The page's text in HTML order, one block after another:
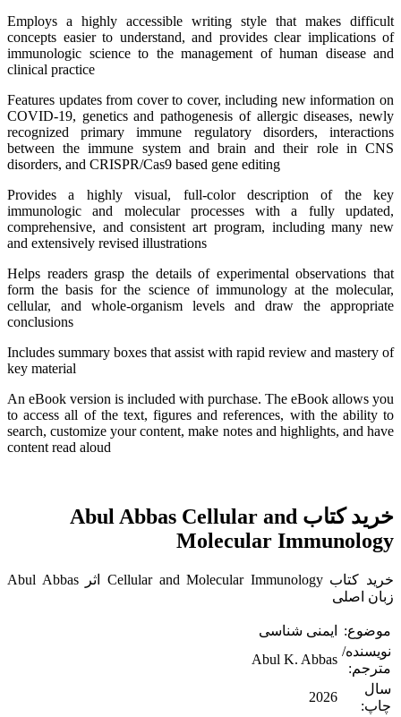
Employs a highly accessible writing style that makes difficult
concepts easier to understand, and provides clear implications of
immunologic science to the management of human disease and
clinical practice
Features updates from cover to cover, including new information on
COVID-19, genetics and pathogenesis of allergic diseases, newly
recognized primary immune regulatory disorders, interactions
between the immune system and brain and their role in CNS
disorders, and CRISPR/Cas9 based gene editing
Provides a highly visual, full-color description of the key
immunologic and molecular processes with a fully updated,
comprehensive, and consistent art program, including many new
and extensively revised illustrations
Helps readers grasp the details of experimental observations that
form the basis for the science of immunology at the molecular,
cellular, and whole-organism levels and draw the appropriate
conclusions
Includes summary boxes that assist with rapid review and mastery of
key material
An eBook version is included with purchase. The eBook allows you
to access all of the text, figures and references, with the ability to
search, customize your content, make notes and highlights, and have
content read aloud
خرید کتاب Abul Abbas Cellular and
Molecular Immunology
خرید کتاب Cellular and Molecular Immunology اثر Abul Abbas
زبان اصلی
موضوع:
ایمنی شناسی
نویسنده/
مترجم:
Abul K. Abbas
سال
چاپ:
2026